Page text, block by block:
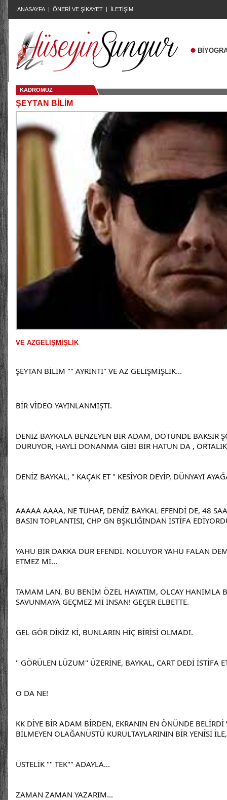
ANASAYFA | ÖNERİ VE ŞİKAYET | İLETİŞİM
KADROMUZ
ŞEYTAN BİLİM
VE AZGELİŞMİŞLİK
ŞEYTAN BİLİM "" AYRINTI" VE AZ GELİŞMİŞLİK...
BİR VİDEO YAYINLANMIŞTI.
DENİZ BAYKALA BENZEYEN BİR ADAM, DÖTÜNDE BAKSIR
DURUYOR, HAYLİ DONANMA GİBİ BİR HATUN DA ,
DENİZ BAYKAL, " KAÇAK ET " KESİYOR DEYİP, DÜNYAYI
AAAAA AAAA, NE TUHAF, DENİZ BAYKAL EFENDİ DE, 48
BASIN TOPLANTISI, CHP GN BŞKLIĞINDAN İSTİFA
YAHU BİR DAKKA DUR EFENDİ. NOLUYOR YAHU FALAN
ETMEZ Mİ...
TAMAM LAN, BU BENİM ÖZEL HAYATIM, OLCAY HANIMLA
SAVUNMAYA GEÇMEZ Mİ İNSAN! GEÇER ELBETTE.
GEL GÖR DİKİZ Kİ, BUNLARIN HİÇ BİRİSİ OLMADI.
" GÖRÜLEN LÜZUM" ÜZERİNE, BAYKAL, CART DEDİ İSTİFA
O DA NE!
KK DİYE BİR ADAM BİRDEN, EKRANIN EN ÖNÜNDE BELİRDİ
BİLMEYEN OLAĞANÜSTÜ KURULTAYLARININ BİR YENİSİ
ÜSTELİK "" TEK"" ADAYLA...
ZAMAN ZAMAN YAZARIM...